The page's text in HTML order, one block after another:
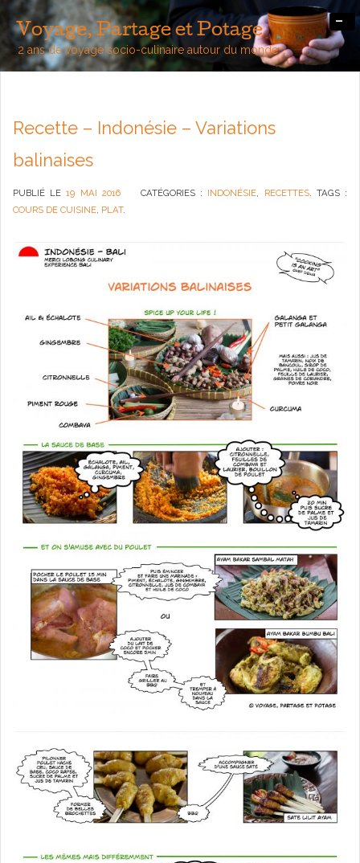
Voyage, Partage et Potage
2 ans de voyage socio-culinaire autour du monde
-
Recette – Indonésie – Variations
balinaises
PUBLIÉ LE19 MAI 2016 CATÉGORIES : INDONÉSIE, RECETTES. TAGS :
COURS DE CUISINE, PLAT.